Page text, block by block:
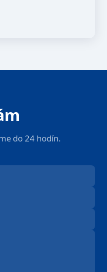
do 24 hodín.